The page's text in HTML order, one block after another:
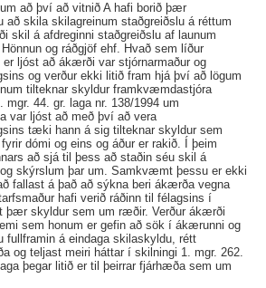
að því að vitnið A hafi borið þær
að skila skilagreinum staðgreiðslu á réttum
skil á afdreginni staðgreiðslu af launum
og ráðgjöf ehf. Hvað sem líður
ljóst að ákærði var stjórnarmaður og
og verður ekki litið fram hjá því að lögum
tilteknar skyldur framkvæmdastjóra
mgr. 44. gr. laga nr. 138/1994 um
var ljóst að með því að vera
tæki hann á sig tilteknar skyldur sem
dómi og eins og áður er rakið. Í þeim
að sjá til þess að staðin séu skil á
skýrslum þar um. Samkvæmt þessu er ekki
fallast á það að sýkna beri ákærða vegna
hafi verið ráðinn til félagsins í
þær skyldur sem um ræðir. Verður ákærði
sem honum er gefin að sök í ákærunni og
fullframin á eindaga skilaskyldu, rétt
og teljast meiri háttar í skilningi 1. mgr. 262.
þegar litið er til þeirrar fjárhæða sem um